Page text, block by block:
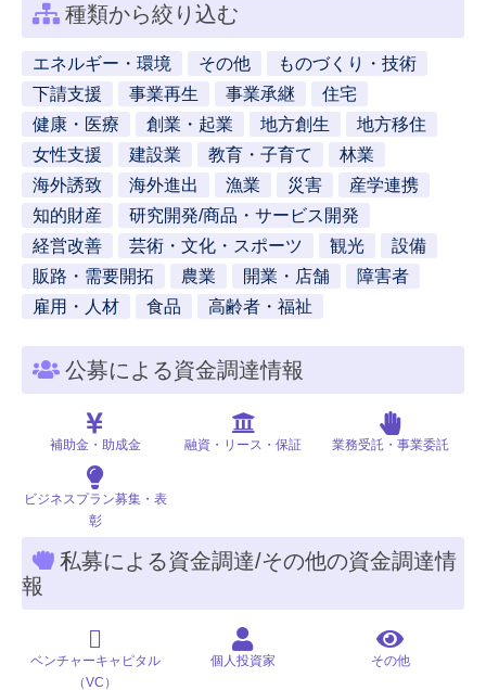
種類から絞り込む
エネルギー・環境 その他
ものづくり・技術
下請支援
事業再生 事業承継
住宅
健康・医療
創業・起業 地方創生
地方移住
女性支援
建設業 教育・子育て
林業
海外誘致
海外進出 漁業 災害
産学連携
知的財産
研究開発/商品・サービス開発
経営改善
芸術・文化・スポーツ 観光
設備
販路・需要開拓
農業 開業・店舗
障害者
雇用・人材
食品 高齢者・福祉
公募による資金調達情報
補助金・助成金 融資・リース・保証 業務受託・事業委託
ビジネスプラン募集・表
彰
私募による資金調達/その他の資金調達情
報
ベンチャーキャピタル
（VC）
個人投資家 その他